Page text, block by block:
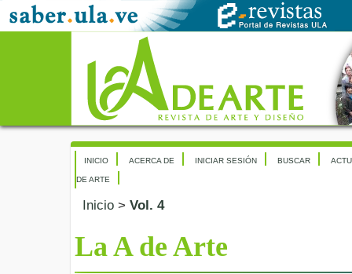
INICIO ACERCA DE INICIAR SESIÓN BUSCAR
DE ARTE
Inicio > Vol. 4
La A de Arte